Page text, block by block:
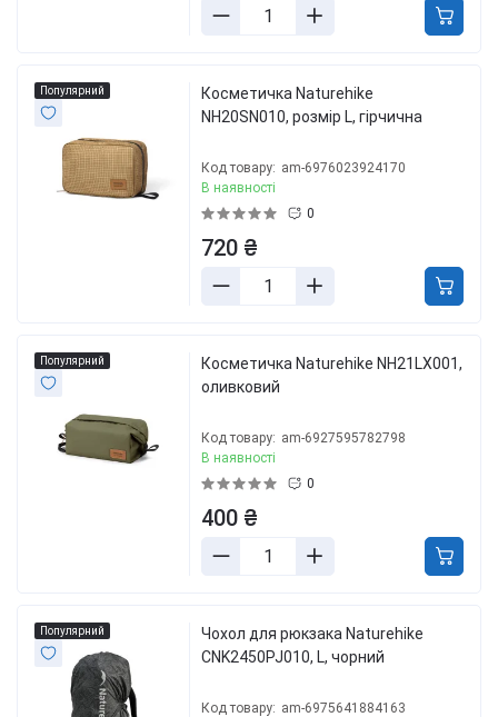
Популярний
Косметичка Naturehike
NH20SN010, розмір L, гірчична
Код товару: am-6976023924170
В наявності
0
720 ₴
Популярний
Косметичка Naturehike NH21LX001,
оливковий
Код товару: am-6927595782798
В наявності
0
400 ₴
Популярний
Чохол для рюкзака Naturehike
CNK2450PJ010, L, чорний
Код товару: am-6975641884163